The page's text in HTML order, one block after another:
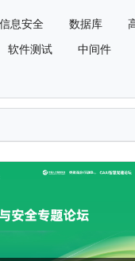
信息安全 数据库
软件测试 中间件